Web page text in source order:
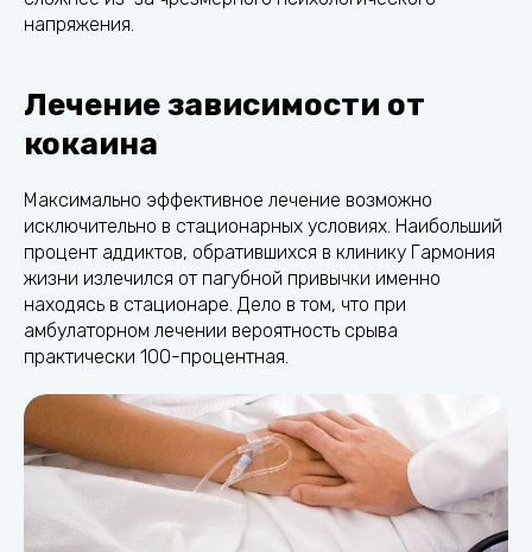
напряжения.
Лечение зависимости от
кокаина
Максимально эффективное лечение возможно
исключительно в стационарных условиях. Наибольший
процент аддиктов, обратившихся в клинику Гармония
жизни излечился от пагубной привычки именно
находясь в стационаре. Дело в том, что при
амбулаторном лечении вероятность срыва
практически 100-процентная.